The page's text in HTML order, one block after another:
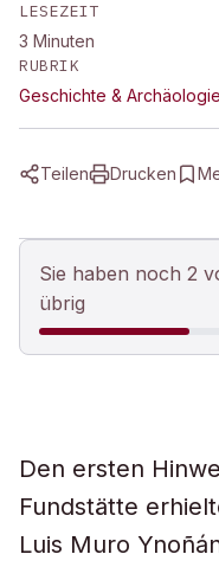
LESEZEIT
3 Minuten
RUBRIK
Geschichte & Archäologie
Teilen Drucken
Sie haben noch 2
übrig
Den ersten
Fundstätte
Luis Muro